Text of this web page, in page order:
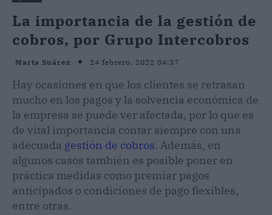
La importancia de la gestión de
cobros, por Grupo Intercobros
Marta Suárez 24 febrero, 2022 04:37
Hay ocasiones en que los clientes se retrasan
mucho en los pagos y la solvencia económica de
la empresa se puede ver afectada, por lo que es
de vital importancia contar siempre con una
adecuada gestión de cobros. Además, en
algunos casos también es posible poner en
práctica medidas como premiar pagos
anticipados o condiciones de pago flexibles,
entre otras.